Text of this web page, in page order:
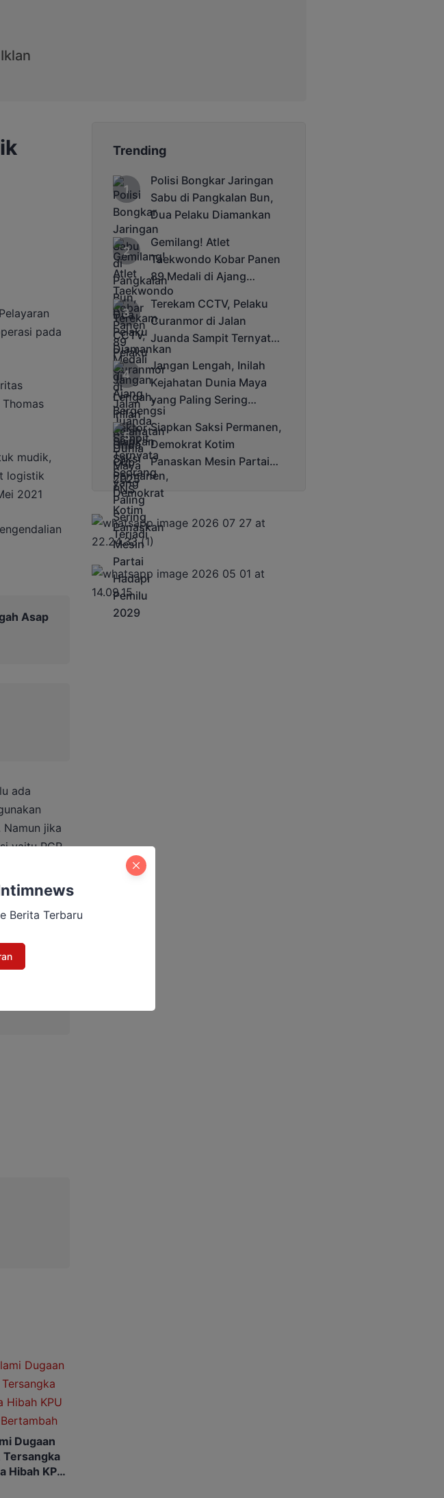
pada
mudik,
logistik
2021
Asap
ada
jika
yaitu PCR.
pasti
protokol
Dugaan
Tersangka
Hibah KPU
Trending
Polisi Bongkar Jaringan
Sabu di Pangkalan Bun,
Dua Pelaku Diamankan
Gemilang! Atlet
Taekwondo Kobar Panen
89 Medali di Ajang
Bergengsi Rektor Unda
Cup 2025
Terekam CCTV, Pelaku
Curanmor di Jalan
Juanda Sampit Ternyata
Seorang PNS
Jangan Lengah, Inilah
Kejahatan Dunia Maya
yang Paling Sering
Terjadi
Siapkan Saksi Permanen,
Demokrat Kotim
Panaskan Mesin Partai
Hadapi Pemilu 2029
Berita Terbaru